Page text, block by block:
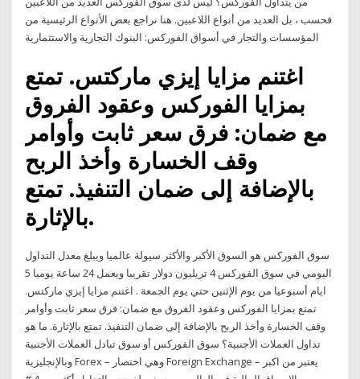
فحسب ، بل العديد من أنواع اللاعبين. هنا نراجع بعض الأنواع الرئيسية من
المؤسسات والتجار في أسواق الفوركس: البنوك التجارية والاستثمارية
اغتنم مزايا إيزي ماركتس. تمتع
بمزايا الفوركس وعقود الفروق
مع ضمان: فرق سعر ثابت وأوامر
وقف الخسارة وأخذ الربح
بالإضافة إلى ضمان التنفيذ. تمتع
بالإثارة.
سوق الفوركس هو السوق الأكبر والأكثر سيولة عالميا ويبلغ معدل التداول
اليومي في سوق الفوركس 4 تريليون دولار تقريبا ويعمل 24 ساعة يوميا 5
ايام أسبوعيا من يوم الإثنين حتي يوم الجمعة . اغتنم مزايا إيزي ماركتس.
تمتع بمزايا الفوركس وعقود الفروق مع ضمان: فرق سعر ثابت وأوامر
وقف الخسارة وأخذ الربح بالإضافة إلى ضمان التنفيذ. تمتع بالإثارة. ما هو
تداول العملات الأجنبية؟ سوق الفوركس أو سوق تبادل العملات الأجنبية
وبالإنجليزية Forex – وهي اختصار Foreign Exchange – يعتبر من اكبر